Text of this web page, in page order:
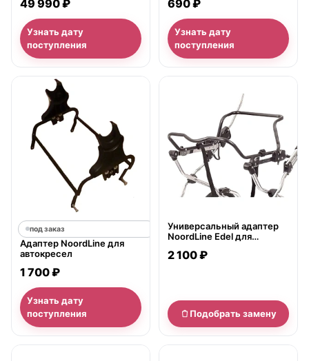
49 990 ₽
Узнать дату
поступления
690 ₽
Узнать дату
поступления
под заказ
Адаптер NoordLine для
автокресел
1 700 ₽
Узнать дату
поступления
Универсальный адаптер
NoordLine Edel для
2 100 ₽
Подобрать замену